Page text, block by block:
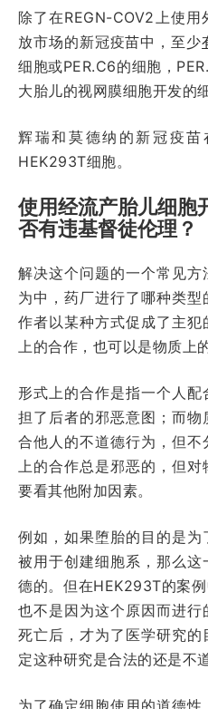
除了在REGN-COV2上使
放市场的新冠疫苗中，至少
细胞或PER.C6的细胞，
大胎儿的视网膜细胞开发的
辉瑞和莫德纳的新冠疫
HEK293T细胞。
使用经流产胎儿细胞
否有违基督徒伦理？
解决这个问题的一个常见
为中，药厂进行了哪种类
作者以某种方式促成了主
上的合作，也可以是物质上
形式上的合作是指一个人
担了后者的邪恶意图；而
合他人的不道德行为，但
上的合作总是邪恶的，但
要看其他附加因素。
例如，如果堕胎的目的是
被用于创建细胞系，那么
德的。但在HEK293T的案
也不是因为这个原因而进
死亡后，才为了医学研究
定这种研究是合法的还是不
为了确定细胞使用的道德